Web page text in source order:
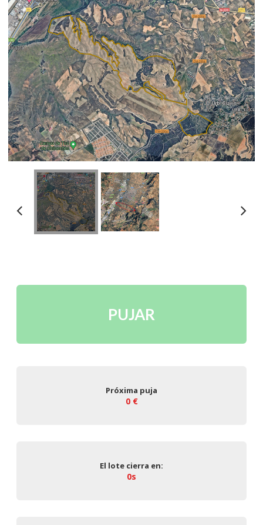
PUJAR
Próxima puja
0 €
El lote cierra en:
0s